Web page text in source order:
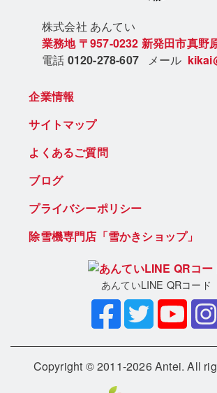
株式会社 あんてい
業務地 〒957-0232 新発田市真野
電話 0120-278-607 メール
企業情報
サイトマップ
よくあるご質問
ブログ
プライバシーポリシー
除雪機専門店「雪かきショップ」
あんていLINE QRコード
Copyright © 2011-2026 Antei. All